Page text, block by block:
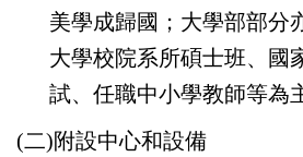
美學成歸國；大學部部分
大學校院系所碩士班、國
試、任職中小學教師等為
(二)附設中心和設備